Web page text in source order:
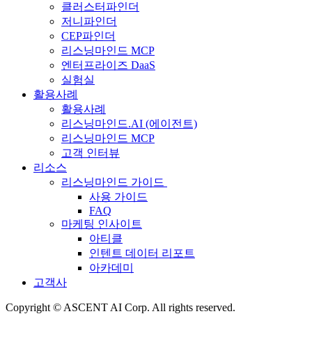
클러스터파인더
저니파인더
CEP파인더
리스닝마인드 MCP
엔터프라이즈 DaaS
실험실
활용사례
활용사례
리스닝마인드.AI (에이전트)
리스닝마인드 MCP
고객 인터뷰
리소스
리스닝마인드 가이드
사용 가이드
FAQ
마케팅 인사이트
아티클
인텐트 데이터 리포트
아카데미
고객사
Copyright © ASCENT AI Corp. All rights reserved.